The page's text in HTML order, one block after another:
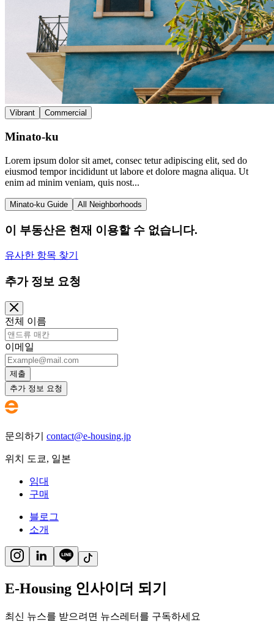
Vibrant Commercial
Minato-ku
Lorem ipsum dolor sit amet, consec tetur adipiscing elit, sed do
eiusmod tempor incididunt ut labore et dolore magna aliqua. Ut
enim ad minim veniam, quis nost...
Minato-ku Guide All Neighborhoods
이 부동산은 현재 이용할 수 없습니다.
유사한 항목 찾기
추가 정보 요청
전체 이름
이메일
제출
추가 정보 요청
문의하기 contact@e-housing.jp
위치 도쿄, 일본
임대
구매
블로그
소개
E-Housing 인사이더 되기
최신 뉴스를 받으려면 뉴스레터를 구독하세요